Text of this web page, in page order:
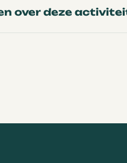
ESCAPEROOMS
over deze